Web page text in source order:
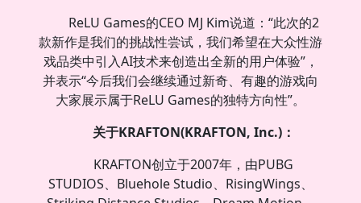
ReLU Games的CEO MJ Kim说道：“此次的2
款新作是我们的挑战性尝试，我们希望在大众性游
戏品类中引入AI技术来创造出全新的用户体验”，
并表示“今后我们会继续通过新奇、有趣的游戏向
大家展示属于ReLU Games的独特方向性”。
关于KRAFTON(KRAFTON, Inc.)：
KRAFTON创立于2007年，由PUBG
STUDIOS、Bluehole Studio、RisingWings、